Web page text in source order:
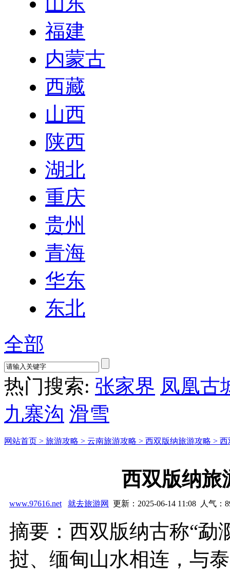
福建
内蒙古
西藏
山西
陕西
湖北
重庆
贵州
青海
华东
东北
全部
热门搜索: 张家界 凤凰古
九寨沟 滑雪
网站首页 > 旅游攻略 > 云南旅游攻略 > 西双版纳旅游攻略 > 西
西双版纳旅
www.97616.net 就去旅游网 更新：2025-06-14 11:08 人气：
摘要：西双版纳古称“勐
挝、缅甸山水相连，与